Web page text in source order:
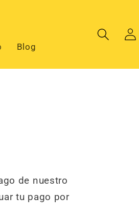
Blog
Iniciar
sesión
de nuestro
tu pago por